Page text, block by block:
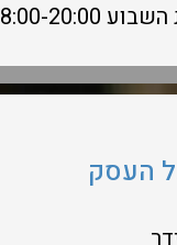
8:00-20:00
העסק